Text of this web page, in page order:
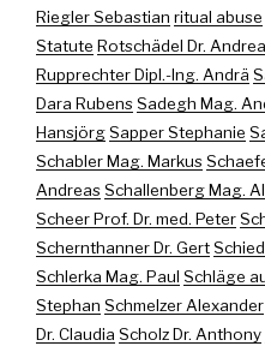
Riegler Sebastian ritual abuse
Statute Rotschädel Dr. Andrea
Rupprechter Dipl.-Ing. Andrä
Dara RubensSadegh Mag.
HansjörgSapper Stephanie
Schabler Mag. Markus
AndreasSchallenberg Mag.
Scheer Prof. Dr. med. Peter
Schernthanner Dr. Gert
Schlerka Mag. Paul Schläge
Stephan Schmelzer Alexander
Dr. Claudia Scholz Dr. Anthony